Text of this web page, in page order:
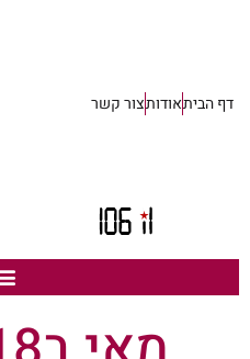
דף הביתאודותצור קשר